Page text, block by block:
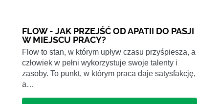
FLOW - JAK PRZEJŚĆ OD APATII DO PASJI
W MIEJSCU PRACY?
Flow to stan, w którym upływ czasu przyśpiesza, a
człowiek w pełni wykorzystuje swoje talenty i
zasoby. To punkt, w którym praca daje satysfakcję,
a…